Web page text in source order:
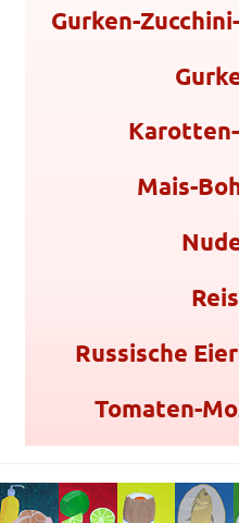
Gurken-
Mais-
Russische
Tomaten-